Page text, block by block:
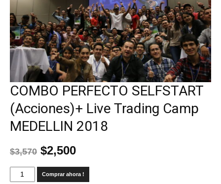
COMBO PERFECTO SELFSTART
(Acciones)+ Live Trading Camp
MEDELLIN 2018
$3,570 $2,500
Comprar ahora !